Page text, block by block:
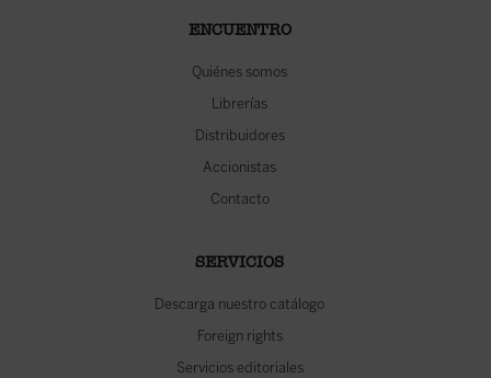
ENCUENTRO
Quiénes somos
Librerías
Distribuidores
Accionistas
Contacto
SERVICIOS
Descarga nuestro catálogo
Foreign rights
Servicios editoriales